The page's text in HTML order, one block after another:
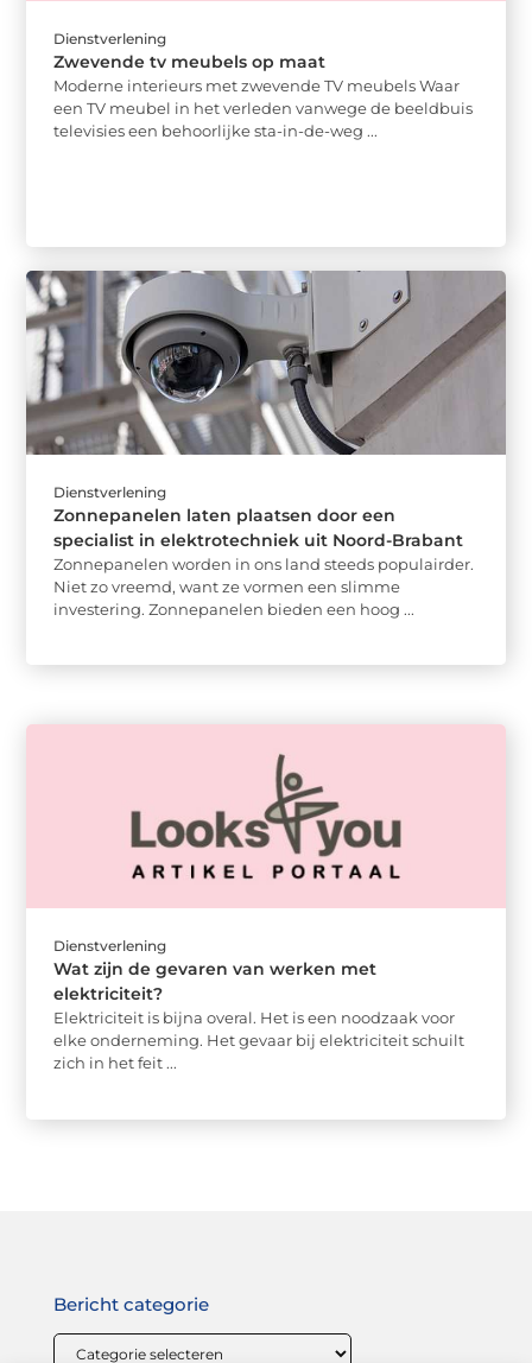
Dienstverlening
Zwevende tv meubels op maat
Moderne interieurs met zwevende TV meubels Waar
een TV meubel in het verleden vanwege de beeldbuis
televisies een behoorlijke sta-in-de-weg ...
Dienstverlening
Zonnepanelen laten plaatsen door een
specialist in elektrotechniek uit Noord-Brabant
Zonnepanelen worden in ons land steeds populairder.
Niet zo vreemd, want ze vormen een slimme
investering. Zonnepanelen bieden een hoog ...
Dienstverlening
Wat zijn de gevaren van werken met
elektriciteit?
Elektriciteit is bijna overal. Het is een noodzaak voor
elke onderneming. Het gevaar bij elektriciteit schuilt
zich in het feit ...
Bericht categorie